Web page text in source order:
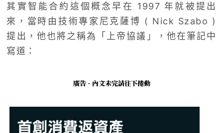
其實智能合約這個概念早在 1997 年就被提出
來，當時由技術專家尼克薩博 ( Nick Szabo )
提出，他也將之稱為「上帝協議」，他在筆記中
寫道：
廣告 - 內文未完請往下捲動